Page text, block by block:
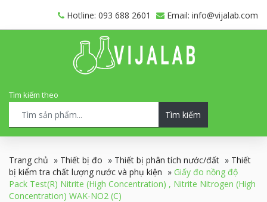
Hotline: 093 688 2601 Email: info@vijalab.com
Tìm kiếm theo
Tìm kiếm
Trang chủ » Thiết bị đo » Thiết bị phân tích nước/đất » Thiết
bị kiểm tra chất lượng nước và phụ kiện » Giấy đo nồng độ
Pack Test(R) Nitrite (High Concentration) , Nitrite Nitrogen (High
Concentration) WAK-NO2 (C)